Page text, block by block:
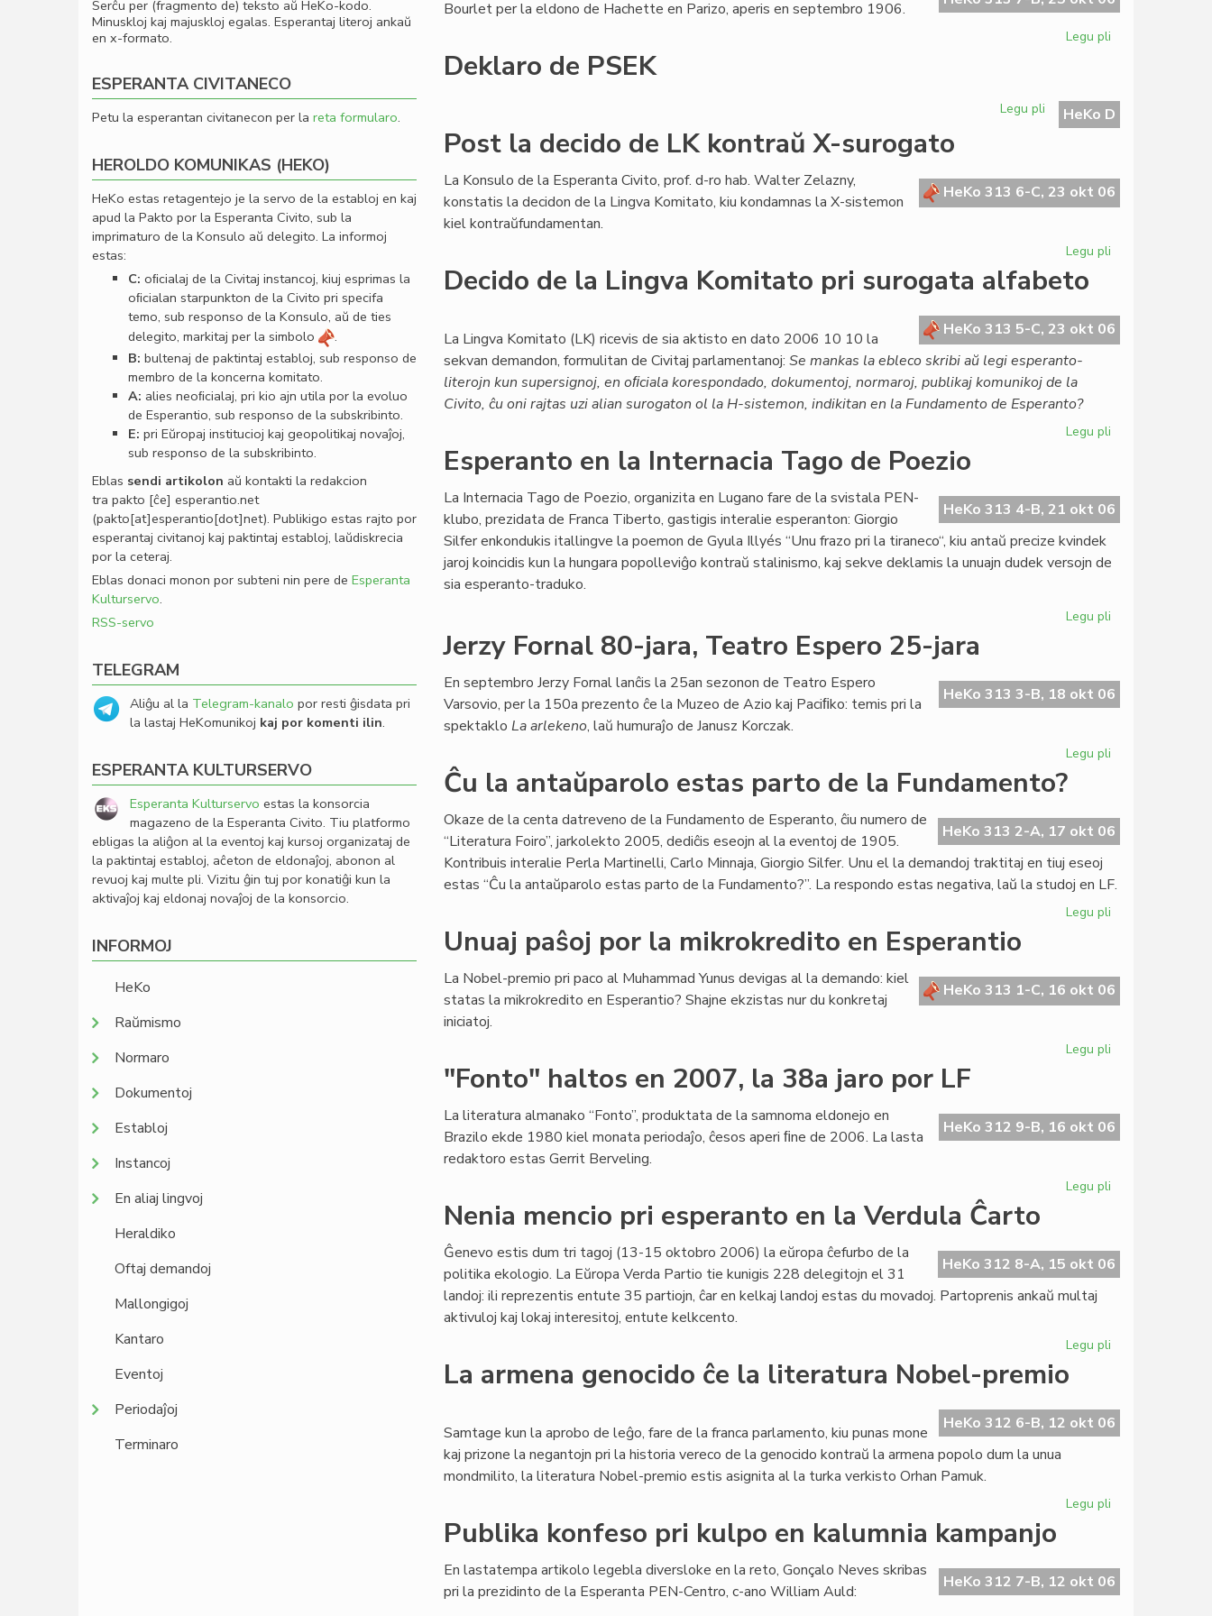
Bourlet per la eldono de Hachette en Parizo, aperis en septembro 1906.
Legu pli
pri
"La
Deklaro de PSEK
HeKo D
Legu pli
Deklaro
Post la decido de LK kontraŭ X-surogato
HeKo 313 6-C, 23 okt 06
La Konsulo de la Esperanta Civito, prof. d-ro hab. Walter Zelazny,
konstatis la decidon de la Lingva Komitato, kiu kondamnas la X-sistemon
kiel kontraŭfundamentan.
Legu pli
de
LK
Decido de la Lingva Komitato pri surogata alfabeto
HeKo 313 5-C, 23 okt 06
La Lingva Komitato (LK) ricevis de sia aktisto en dato 2006 10 10 la
sekvan demandon, formulitan de Civitaj parlamentanoj: Se mankas la ebleco skribi aŭ legi esperanto-
literojn kun supersignoj, en oﬁciala korespondado, dokumentoj, normaroj, publikaj komunikoj de la
Civito, ĉu oni rajtas uzi alian surogaton ol la H-sistemon, indikitan en la Fundamento de Esperanto?
Legu pli
Lingva
Komitato
Esperanto en la Internacia Tago de Poezio
HeKo 313 4-B, 21 okt 06
La Internacia Tago de Poezio, organizita en Lugano fare de la svistala PEN-
klubo, prezidata de Franca Tiberto, gastigis interalie esperanton: Giorgio
Silfer enkondukis itallingve la poemon de Gyula Illyés “Unu frazo pri la tiraneco“, kiu antaŭ precize kvindek
jaroj koincidis kun la hungara popolleviĝo kontraŭ stalinismo, kaj sekve deklamis la unuajn dudek versojn de
sia esperanto-traduko.
Legu pli
Internacia
Tago
Jerzy Fornal 80-jara, Teatro Espero 25-jara
HeKo 313 3-B, 18 okt 06
En septembro Jerzy Fornal lanĉis la 25an sezonon de Teatro Espero
Varsovio, per la 150a prezento ĉe la Muzeo de Azio kaj Paciﬁko: temis pri la
spektaklo La arlekeno, laŭ humuraĵo de Janusz Korczak.
Legu pli
jara,
Teatro
25-
Ĉu la antaŭparolo estas parto de la Fundamento?
HeKo 313 2-A, 17 okt 06
Okaze de la centa datreveno de la Fundamento de Esperanto, ĉiu numero de
“Literatura Foiro”, jarkolekto 2005, dediĉis eseojn al la eventoj de 1905.
Kontribuis interalie Perla Martinelli, Carlo Minnaja, Giorgio Silfer. Unu el la demandoj traktitaj en tiuj eseoj
estas “Ĉu la antaŭparolo estas parto de la Fundamento?”. La respondo estas negativa, laŭ la studoj en LF.
Legu pli
estas
parto
Unuaj paŝoj por la mikrokredito en Esperantio
HeKo 313 1-C, 16 okt 06
La Nobel-premio pri paco al Muhammad Yunus devigas al la demando: kiel
statas la mikrokredito en Esperantio? Shajne ekzistas nur du konkretaj
iniciatoj.
Legu pli
la
mikrokredito
"Fonto" haltos en 2007, la 38a jaro por LF
HeKo 312 9-B, 16 okt 06
La literatura almanako “Fonto”, produktata de la samnoma eldonejo en
Brazilo ekde 1980 kiel monata periodaĵo, ĉesos aperi ﬁne de 2006. La lasta
redaktoro estas Gerrit Berveling.
Legu pli
2007,
la
Nenia mencio pri esperanto en la Verdula Ĉarto
HeKo 312 8-A, 15 okt 06
Ĝenevo estis dum tri tagoj (13-15 oktobro 2006) la eŭropa ĉefurbo de la
politika ekologio. La Eŭropa Verda Partio tie kunigis 228 delegitojn el 31
landoj: ili reprezentis entute 35 partiojn, ĉar en kelkaj landoj estas du movadoj. Partoprenis ankaŭ multaj
aktivuloj kaj lokaj interesitoj, entute kelkcento.
Legu pli
esperanto
en
La armena genocido ĉe la literatura Nobel-premio
HeKo 312 6-B, 12 okt 06
Samtage kun la aprobo de leĝo, fare de la franca parlamento, kiu punas mone
kaj prizone la negantojn pri la historia vereco de la genocido kontraŭ la armena popolo dum la unua
mondmilito, la literatura Nobel-premio estis asignita al la turka verkisto Orhan Pamuk.
Legu pli
ĉe
la
Publika konfeso pri kulpo en kalumnia kampanjo
HeKo 312 7-B, 12 okt 06
En lastatempa artikolo legebla diversloke en la reto, Gonçalo Neves skribas
pri la prezidinto de la Esperanta PEN-Centro, c-ano William Auld:
Serĉu per (fragmento de) teksto aŭ HeKo-kodo.
Minuskloj kaj majuskloj egalas. Esperantaj literoj ankaŭ
en x-formato.
ESPERANTA CIVITANECO
Petu la esperantan civitanecon per la reta formularo.
HEROLDO KOMUNIKAS (HEKO)
HeKo estas retagentejo je la servo de la establoj en kaj
apud la Pakto por la Esperanta Civito, sub la
imprimaturo de la Konsulo aŭ delegito. La informoj
estas:
C: oﬁcialaj de la Civitaj instancoj, kiuj esprimas la
oﬁcialan starpunkton de la Civito pri specifa
temo, sub responso de la Konsulo, aŭ de ties
delegito, markitaj per la simbolo
.
B: bultenaj de paktintaj establoj, sub responso de
membro de la koncerna komitato.
A: alies neoﬁcialaj, pri kio ajn utila por la evoluo
de Esperantio, sub responso de la subskribinto.
E: pri Eŭropaj institucioj kaj geopolitikaj novaĵoj,
sub responso de la subskribinto.
Eblas sendi artikolon aŭ kontakti la redakcion
tra pakto [ĉe] esperantio.net
(pakto[at]esperantio[dot]net). Publikigo estas rajto por
esperantaj civitanoj kaj paktintaj establoj, laŭdiskrecia
por la ceteraj.
Eblas donaci monon por subteni nin pere de Esperanta
Kulturservo.
RSS-servo
TELEGRAM
Aliĝu al la Telegram-kanalo por resti ĝisdata pri
la lastaj HeKomunikoj kaj por komenti ilin.
ESPERANTA KULTURSERVO
Esperanta Kulturservo estas la konsorcia
magazeno de la Esperanta Civito. Tiu platformo
ebligas la aliĝon al la eventoj kaj kursoj organizataj de
la paktintaj establoj, aĉeton de eldonaĵoj, abonon al
revuoj kaj multe pli. Vizitu ĝin tuj por konatiĝi kun la
aktivaĵoj kaj eldonaj novaĵoj de la konsorcio.
INFORMOJ
HeKo
Raŭmismo
Normaro
Dokumentoj
Establoj
Instancoj
En aliaj lingvoj
Heraldiko
Oftaj demandoj
Mallongigoj
Kantaro
Eventoj
Periodaĵoj
Terminaro